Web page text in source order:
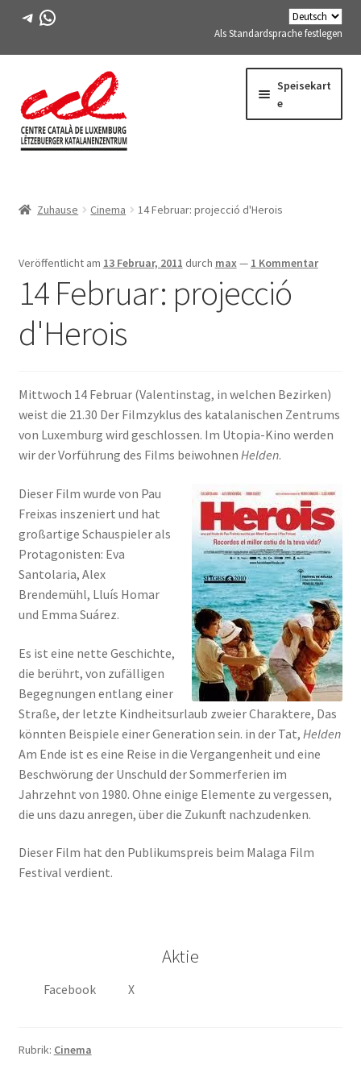
Telegramm
WhatsApp
Als Standardsprache festlegen
zur
Navigation
Inhalt
springen
Speisekart
e
AKTIVITÄTEN
KURSE
FES-TE-MITGLIEDER
BUCH
ANMELDEN
Zuhause Cinema 14 Februar:projecció d'Herois
Veröffentlicht am 13 Februar, 2011 durch max— 1 Kommentar
14 Februar: projecció
d'Herois
Mittwoch 14 Februar (Valentinstag, in welchen Bezirken)
weist die 21.30 Der Filmzyklus des katalanischen Zentrums
von Luxemburg wird geschlossen. Im Utopia-Kino werden
wir der Vorführung des Films beiwohnen Helden.
Dieser Film wurde von Pau
Freixas inszeniert und hat
großartige Schauspieler als
Protagonisten: Eva
Santolaria, Alex
Brendemühl, Lluís Homar
und Emma Suárez.
Es ist eine nette Geschichte,
die berührt, von zufälligen
Begegnungen entlang einer
Straße, der letzte Kindheitsurlaub zweier Charaktere, Das
könnten Beispiele einer Generation sein. in der Tat, Helden
Am Ende ist es eine Reise in die Vergangenheit und eine
Beschwörung der Unschuld der Sommerferien im
Jahrzehnt von 1980. Ohne einige Elemente zu vergessen,
die uns dazu anregen, über die Zukunft nachzudenken.
Dieser Film hat den Publikumspreis beim Malaga Film
Festival verdient.
Aktie
Facebook X
Rubrik: Cinema